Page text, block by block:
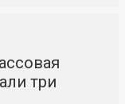
три